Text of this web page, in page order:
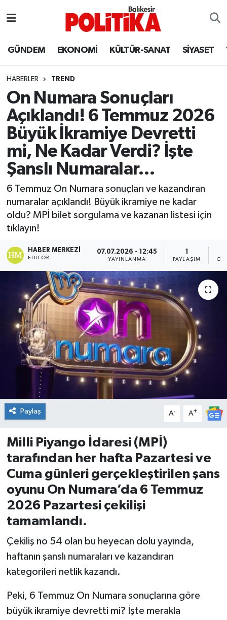
GÜNDEM EKONOMİ KÜLTÜR-SANAT SİYASET
HABERLER TREND
On Numara Sonuçları
Açıklandı! 6 Temmuz 2026
Büyük İkramiye Devretti
mi, Ne Kadar Verdi? İşte
Şanslı Numaralar…
6 Temmuz On Numara sonuçları ve kazandıran
numaralar açıklandı! Büyük ikramiye ne kadar
oldu? MPİ bilet sorgulama ve kazanan listesi için
tıklayın!
HABER MERKEZI
EDITÖR
07.07.2026 - 12:45
YAYINLANMA
1
PAYLAŞIM
Paylaş A- A+
Milli Piyango İdaresi (MPİ)
tarafından her hafta Pazartesi ve
Cuma günleri gerçekleştirilen şans
oyunu On Numara’da 6 Temmuz
2026 Pazartesi çekilişi
tamamlandı.
Çekiliş no 54 olan bu heyecan dolu yayında,
haftanın şanslı numaraları ve kazandıran
kategorileri netlik kazandı.
Peki, 6 Temmuz On Numara sonuçlarına göre
büyük ikramiye devretti mi? İşte merakla
Ayvalık
Balya
Bandırma
Bigadiç
BİYOGRAFİLER
Burhaniye
ÇEVRE
DÜNYA
Dursunbey
Edremit
EĞİTİM
EKONOMİ
Erdek
Gömeç
Havran
İvrindi
KENT GÜNDEMİ
KÜLTÜR-SANAT
MANŞET
Balıkesir Hava Durumu
Balıkesir Namaz Vakitleri
Balıkesir Trafik Yoğunluk Haritası
Süper Lig Puan Durumu ve Fikstür
Tüm Manşetler
Son Dakika Haberleri
Haber Arşivi